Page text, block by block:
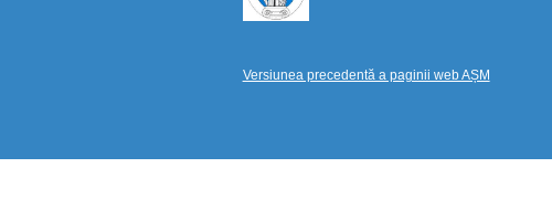
Versiunea precedentă a paginii web AȘM